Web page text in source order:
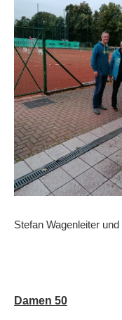
Stefan Wagenleiter
Damen 50